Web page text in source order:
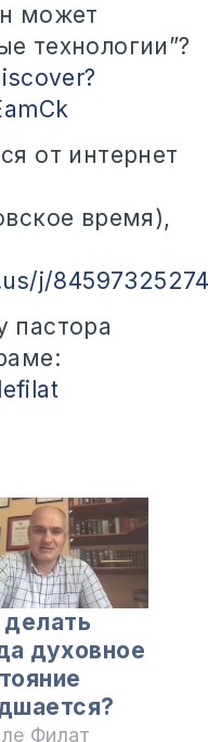
может
технологии”?
от интернет
время),
j/
пастора
духовное
Филат